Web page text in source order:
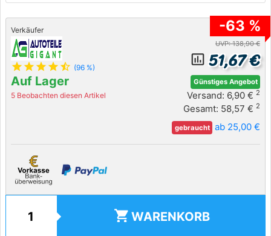
Verkäufer
star star star star star_half (96 %)
Auf Lager
5 Beobachten diesen Artikel
-63 %
UVP: 138,90 €
insert_chart_outlined 51,67 €
Günstiges Angebot
Versand: 6,90 € 2
Gesamt: 58,57 € 2
gebraucht ab 25,00 €
shopping_cart WARENKORB